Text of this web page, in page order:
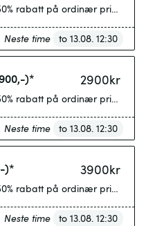
rabatt på ordinær pris etter
Neste time to 13.08. 12:30
)* 2900kr
rabatt på ordinær pris etter
Neste time to 13.08. 12:30
)* 3900kr
rabatt på ordinær pris etter
Neste time to 13.08. 12:30